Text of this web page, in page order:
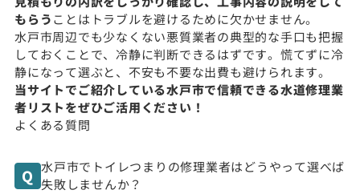
もらうことはトラブルを避けるために欠かせません。
水戸市周辺でも少なくない悪質業者の典型的な手口も把握
しておくことで、冷静に判断できるはずです。慌てずに冷
静になって選ぶと、不安も不要な出費も避けられます。
当サイトでご紹介している水戸市で信頼できる水道修理業
者リストをぜひご活用ください！
よくある質問
水戸市でトイレつまりの修理業者はどうやって選べば
失敗しませんか？